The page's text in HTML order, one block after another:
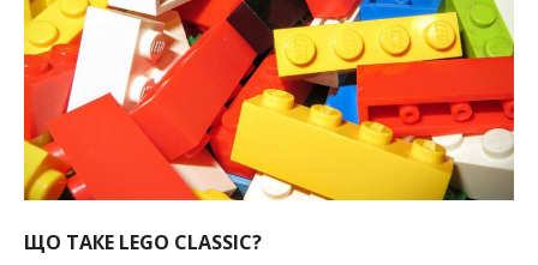
ЩО ТАКЕ LEGO CLASSIC?